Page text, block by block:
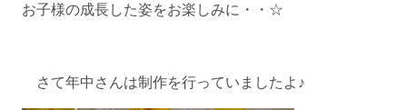
お子様の成長した姿をお楽しみに・・☆
さて年中さんは制作を行っていましたよ♪